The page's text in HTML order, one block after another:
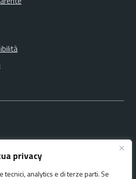
privacy
tecnici, analytics e di terze parti. Se